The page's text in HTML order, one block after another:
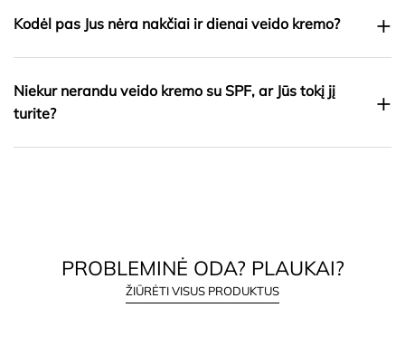
Kodėl pas Jus nėra nakčiai ir dienai veido kremo? +
Niekur nerandu veido kremo su SPF, ar Jūs tokį jį
turite?
+
PROBLEMINĖ ODA? PLAUKAI?
ŽIŪRĖTI VISUS PRODUKTUS